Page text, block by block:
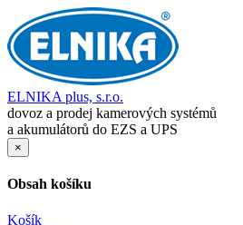
ELNIKA plus, s.r.o.
dovoz a prodej kamerových systémů
a akumulátorů do EZS a UPS
×
Obsah košíku
Košík